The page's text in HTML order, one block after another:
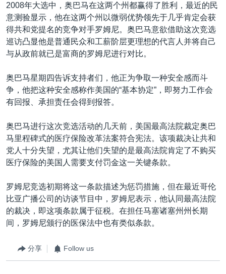
2008年大选中，奥巴马在这两个州都赢得了胜利，最近的民
意测验显示，他在这两个州以微弱优势领先于几乎肯定会获
得共和党提名的竞争对手罗姆尼。奥巴马意欲借助这次竞选
巡访凸显他是普通民众和工薪阶层更理想的代言人并将自己
与从政前就已是富商的罗姆尼进行对比。
奥巴马星期四告诉支持者们，他正为争取一种安全感而斗
争，他把这种安全感称作美国的“基本协定”，即努力工作会
有回报、承担责任会得到报答。
奥巴马进行这次竞选活动的几天前，美国最高法院裁定奥巴
马里程碑式的医疗保险改革法案符合宪法。该项裁决让共和
党人十分失望，尤其让他们失望的是最高法院肯定了不购买
医疗保险的美国人需要支付罚金这一关键条款。
罗姆尼竞选初期将这一条款描述为惩罚措施，但在最近哥伦
比亚广播公司的访谈节目中，罗姆尼表示，他认同最高法院
的裁决，即这项条款属于征税。在担任马塞诸塞州州长期
间，罗姆尼颁行的医保法中也有类似条款。
分享 Follow us